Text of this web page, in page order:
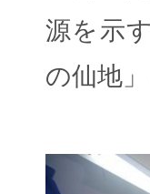
源を示
の仙地